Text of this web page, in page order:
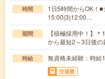
時間
1日5時間からOK！
15:00(3)12:00…
期間
【積極採用中！】
から最短2～3日後の
時給 無資格未経験：時
交通費